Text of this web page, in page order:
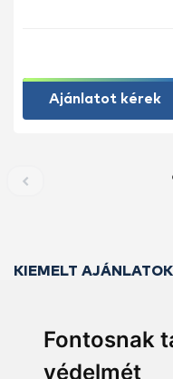
Fontosnak
védelmét
Ajánlatot kérek
KIEMELT AJÁNLATOK
+168